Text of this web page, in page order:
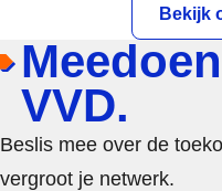
Bekijk
VVD.
Beslis mee over de
vergroot je netwerk.